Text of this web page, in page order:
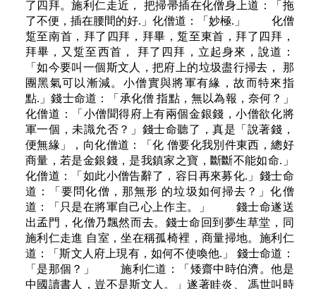
了四拜。施利仁走近， 把掃帚插在化僧身上道：「拖
了不便，插在腰間的好.」化僧道：「妙極.」 化僧
踅至南首，拜了四拜，拜畢，踅至東首，拜了四拜，
拜畢，又踅至西首， 拜了四拜，立起身來，說道：
「如今要叫一個斯文人，把府上的垃圾盡行掃去， 那
團黑氣可以漸減。小僧實與將軍有緣，故而特來指
點.」錢士命道：「承化僧 指點，無以為報，奈何？」
化僧道：「小僧聞得府上有兩個金銀錢，小僧欲化將
軍一個，未識允否？」錢士命聽了，真是「說著錢，
便無緣」，向化僧道：「化 僧要化我別件東西，總好
商量，若是金銀錢，是我鎮家之寶，斷斷不能如命.」
化僧道：「如此小僧告辭了，容日再來募化.」錢士命
道：「要問化僧，那無形 的垃圾如何掃去？」化僧
道：「只是在將軍自己心上作主。」 錢士命遂送
出孟門，化僧乃飄然而去。錢士命回到夢生草堂，同
施利仁走進 自室，坐在稱孤椅裡，商量掃地。施利仁
道：「斯文人府上現有，如何不使喚他.」 錢士命道：
「是那個？」 施利仁道：「矮齋中時伯濟。他是
中國讀書人，豈不是斯文人。」遂著眭炎、 馮世叫時